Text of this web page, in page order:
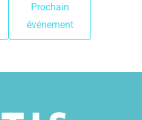
Prochain
événement